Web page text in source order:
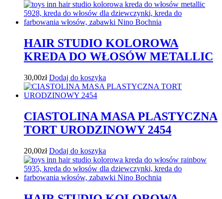
HAIR STUDIO KOLOROWA
KREDA DO WŁOSÓW METALLIC
30,00zł Dodaj do koszyka
CIASTOLINA MASA PLASTYCZNA
TORT URODZINOWY 2454
20,00zł Dodaj do koszyka